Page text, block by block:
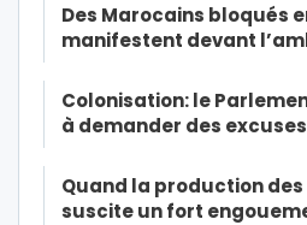
Des Marocains bloqués
manifestent devant
Colonisation: le
à demander des
Quand la production
suscite un fort